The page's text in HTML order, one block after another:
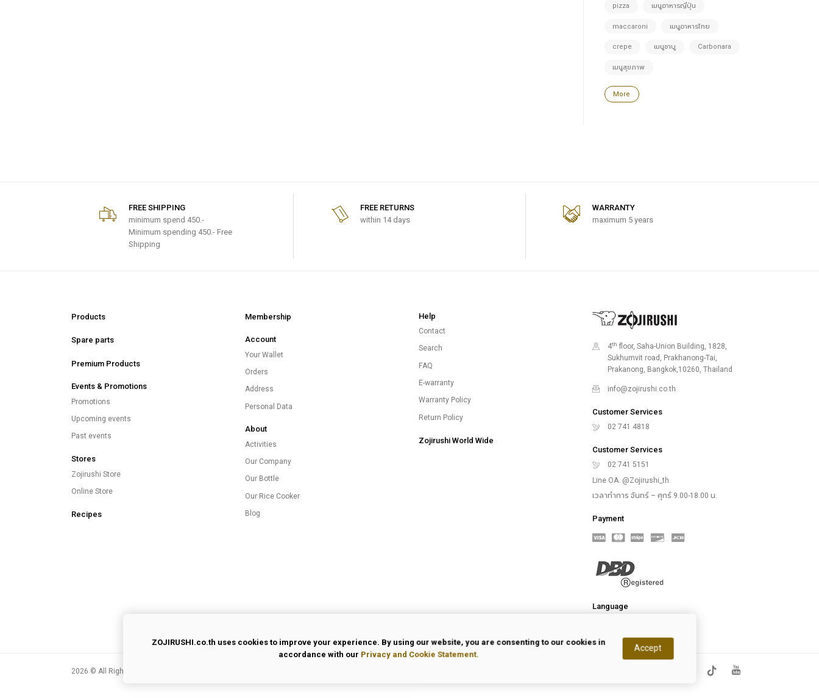
pizza เมนูอาหารญี่ปุ่น
maccaroni เมนูอาหารไทย
crepe เมนูชาบู Carbonara
เมนูสุขภาพ
More
FREE SHIPPING
minimum spend 450.-
Minimum spending 450.- Free
Shipping
FREE RETURNS
within 14 days
WARRANTY
maximum 5 years
Products
Spare parts
Premium Products
Events & Promotions
Promotions
Upcoming events
Past events
Stores
Zojirushi Store
Online Store
Recipes
Membership
Account
Your Wallet
Orders
Address
Personal Data
About
Activities
Our Company
Our Bottle
Our Rice Cooker
Blog
Help
Contact
Search
FAQ
E-warranty
Warranty Policy
Return Policy
Zojirushi World Wide
4th floor, Saha-Union Building, 1828,
Sukhumvit road, Prakhanong-Tai,
Prakanong, Bangkok,10260, Thailand
info@zojirushi.co.th
Customer Services
02 741 4818
Customer Services
02 741 5151
Line OA. @Zojirushi_th
เวลาทำการ จันทร์ – ศุกร์ 9.00-18.00 น.
Payment
Language
2026 © All Rights Reserved.
ZOJIRUSHI.co.th uses cookies to improve your experience. By using our website, you are consenting to our cookies in
accordance with our Privacy and Cookie Statement.
Accept